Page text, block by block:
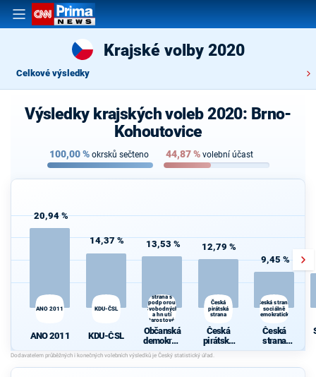
Krajské volby 2020
Celkové výsledky
Výsledky krajských voleb 2020: Brno-
Kohoutovice
100,00% okrsků sečteno 44,87% volební účast
20,94 %
ANO 2011
ANO 2011
14,37 %
KDU-ČSL
KDU-ČSL
13,53 %
strana s
podporou
Svobodných
a hnutí
Starostové a
osobnosti
pro Moravu
Občanská
demokrati
cká strana
s podporou
Svobodný
12,79 %
Česká
pirátská
strana
Česká
pirátská
strana
9,45 %
Česká strana
sociálně
demokratická
Česká
strana
sociálně
cká